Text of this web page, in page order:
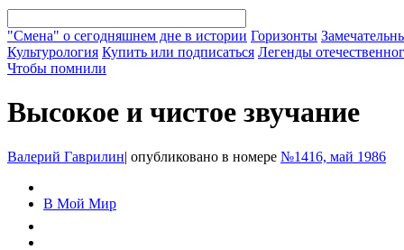
"Смена" о сегодняшнем дне в истории Горизонты
Культурология Купить или подписаться Легенды
Чтобы помнили
Высокое и чистое звучание
Валерий Гаврилин| опубликовано в номере №1416, май 1986
В Мой Мир